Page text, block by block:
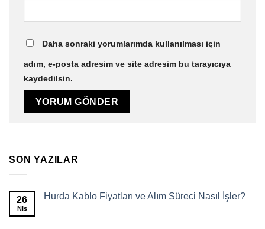
Daha sonraki yorumlarımda kullanılması için
adım, e-posta adresim ve site adresim bu tarayıcıya
kaydedilsin.
SON YAZILAR
26
Nis
Hurda Kablo Fiyatları ve Alım Süreci Nasıl İşler?